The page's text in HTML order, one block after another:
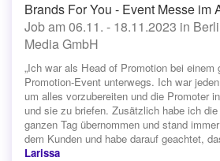
Brands For You - Event Messe im
Job am 06.11. - 18.11.2023 in
Media GmbH
„Ich war als Head of Promotion bei
Promotion-Event unterwegs. Ich war
um alles vorzubereiten und die Promoter
und sie zu briefen. Zusätzlich habe ich
ganzen Tag übernommen und stand
dem Kunden und habe darauf geachtet,
Larissa